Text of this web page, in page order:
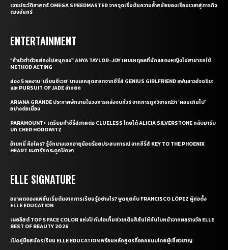
เจาะประวัติศาสตร์ OMEGA SPEEDMASTER จากจุดเริ่มต้นความล้ำสมัยของเรือนเวลาสู่ภารกิจ
ดวงจันทร์
ENTERTAINMENT
“ถ้ามัวทำตัวแย่คงไม่สนุกแน่” ANYA TAYLOR-JOY เผยเหตุผลที่นักแสดงหญิงไม่สามารถใช้
METHOD ACTING
ส่อง 5 ผลงาน ‘เถียนซีเวย’ นางเอกสุดฮอตจากซีรี่ส์ GENIUS GIRLFRIEND แฟนสาวอัจฉริยะ
และ PURSUIT OF JADE ล่าหยก
ARIANA GRANDE ประกาศพักงานในวงการหลังจบทัวร์ จากการถูกวิจารณ์ว่า ‘ผอมเกินไป’
อย่างต่อเนื่อง
PARAMOUNT+ เตรียมทำซีรี่ส์ภาคต่อ CLUELESS โดยได้ ALICIA SILVERSTONE กลับมารับ
บท CHER HOROWITZ
อ้ายหมี่ คือใคร? รู้จักนางเอกอายุน้อยร้อยประสบการณ์ จากซีรี่ส์ KEY TO THE PHOENIX
HEART ชะตารักกระดูกปักษา
ELLE SIGNATURE
อนาคตของแฟชั่นเริ่มต้นจากการเรียนรู้อย่างไร? พูดคุยกับ FRANCISCO LÓPEZ ผู้ก่อตั้ง
ELLE EDUCATION
เผยลิสต์ TOP 5 FACE COLOR แห่งปี กับไอเท็มช่วยเติมสีสันให้กับใบหน้าจากผลรางวัล ELLE
BEST OF BEAUTY 2026
เปิดคู่มือสมัครเรียน ELLE EDUCATION พร้อมหลักสูตรที่ออกแบบโดยผู้เชี่ยวชาญ